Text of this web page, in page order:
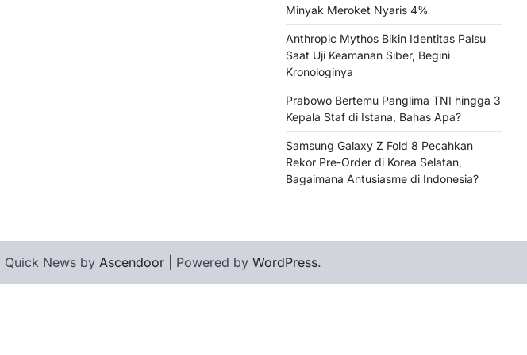
Minyak Meroket Nyaris 4%
Anthropic Mythos Bikin Identitas Palsu
Saat Uji Keamanan Siber, Begini
Kronologinya
Prabowo Bertemu Panglima TNI hingga 3
Kepala Staf di Istana, Bahas Apa?
Samsung Galaxy Z Fold 8 Pecahkan
Rekor Pre-Order di Korea Selatan,
Bagaimana Antusiasme di Indonesia?
| Quick News by Ascendoor | Powered by WordPress.